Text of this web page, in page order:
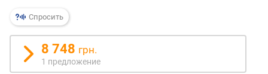
р
с
Спросить
8 748 грн.
1 предложение